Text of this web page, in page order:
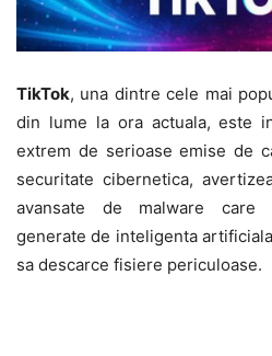
TikTok, una dintre cele mai
din lume la ora actuala, este
extrem de serioase emise de
securitate cibernetica,
avansate de malware care
generate de inteligenta
sa descarce fisiere periculoase.